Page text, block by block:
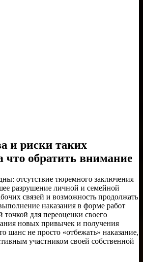
и риски таких
что обратить внимание
отсутствие тюремного заключения
разрушение личной и семейной
связей и возможность продолжать
наказания в форме работ
точкой для переоценки своего
новых привычек и получения
шанс не просто «отбежать» наказание,
участником своей собственной